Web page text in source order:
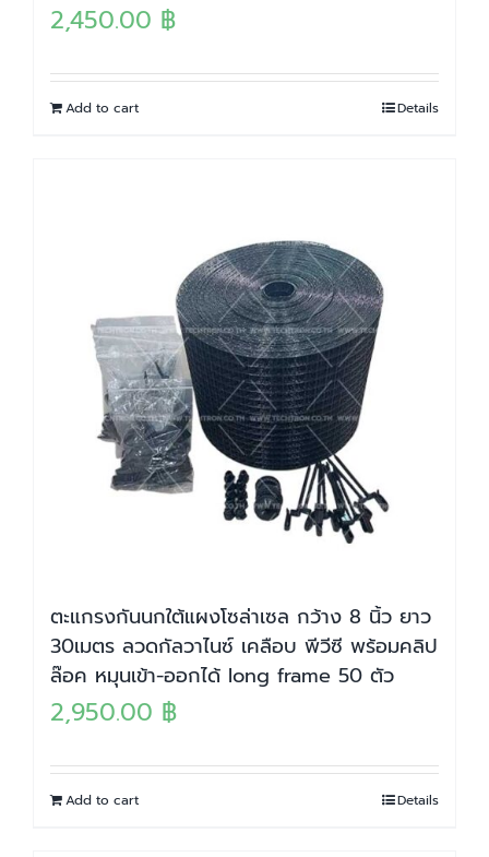
2,450.00 ฿
Add to cart Details
ตะแกรงกันนกใต้แผงโซล่าเซล กว้าง 8 นิ้ว ยาว
30เมตร ลวดกัลวาไนซ์ เคลือบ พีวีซี พร้อมคลิป
ล๊อค หมุนเข้า-ออกได้ long frame 50 ตัว
2,950.00 ฿
Add to cart Details